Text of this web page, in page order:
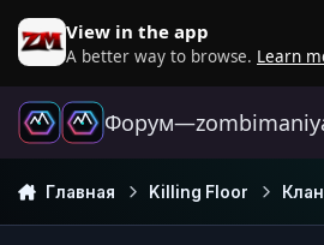
Перейти к содержанию
View in the app
A better way to browse. Learn
Главная Killing Floor